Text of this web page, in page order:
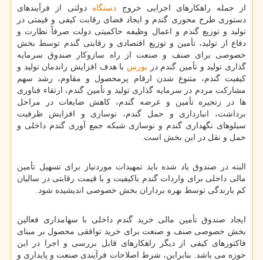
از جمله راهکارهای اجرایی خروج دستگاه دولتی از فرآیندهای
دستوری طرح محوری گندم و ایجاد فضای رقابت کیفی و قیمتی در
تولید و توزیع گندم و اعمال وظیفه حاکمیتی دولت صرفاً نظارت و
دفاع از تولید، تأمین و توزیع اقتصادی و رقابتی گندم توسط بخش
خصوصی برای صنف و صنعت از راه سازوکار صندوق سرمایه
گذاری تولید و تأمین گندم در بورس با هدف افزایش راندمان تولید و
کیفیت گندم، متنوع شدن ارقام پرمحصول و مقاوم، رشد سهم
مشارکت مردم در سرمایه گذاری تولید و تأمین گندم، ارتقاء فناوری
ها در زنجیره تأمین و عرضه گندم، کاهش ضایعات در مراحل
برداشت، انبارداری و حمل گندم، نوسازی و افزایش ظرفیت
سیلوهای نگهداری گندم و نوسازی شبکه جمع آوری گندم داخلی و
حمل و نقل در این بخش است.
البته در صندوق یاد شده باید تمهیدات موردنیاز برای تسهیل تأمین
مالی داخلی برای واردات گندم باکیفیت و با قیمت رقابتی در سالیان
کم بارندگی توسط بهره برداران بخش خصوصی اندیشیده شود.
ایجاد صندوق تأمین مالی خرید گندم داخلی با سهامداری فعالین
بخش خصوصی صنف و صنعت برای خرید توافقی محصول بر مبنای
فاکتورهای کیفی از دیگر راهکارهای قابل بررسی و اجرا در این
حوزه می باشد. بنابراین، شرط اصلاحات فرآیندی صنعت و پایداری و